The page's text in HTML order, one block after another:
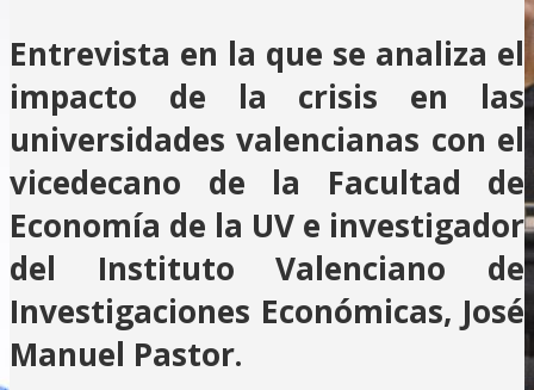
Entrevista en la que se analiza el
impacto de la crisis en las
universidades valencianas con el
vicedecano de la Facultad de
Economía de la UV e investigador
del Instituto Valenciano de
Investigaciones Económicas, José
Manuel Pastor.